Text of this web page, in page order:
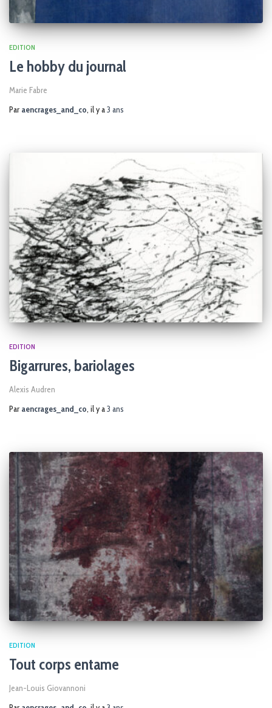
EDITION
Le hobby du journal
Marie Fabre
Par aencrages_and_co, il y a3 ans
EDITION
Bigarrures, bariolages
Alexis Audren
Par aencrages_and_co , il y a3 ans
EDITION
Tout corps entame
Jean-Louis Giovannoni